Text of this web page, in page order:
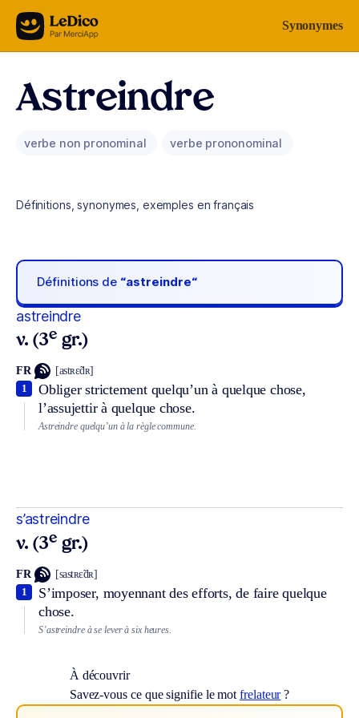
Aller au contenu Synonymes
Astreindre
verbe non pronominal verbe prononominal
Définitions, synonymes, exemples en français
Définitions de “astreindre“
astreindre
v. (3e gr.)
FR [astʀɛ̃dʀ]
Obliger strictement quelqu’un à quelque chose,
l’assujettir à quelque chose.
1
Astreindre quelqu’un à la règle commune.
s’astreindre
v. (3e gr.)
FR [sastʀɛ̃dʀ]
S’imposer, moyennant des efforts, de faire quelque
chose.
1
S’astreindre à se lever à six heures.
À découvrir
Savez-vous ce que signifie le motfrelateur?